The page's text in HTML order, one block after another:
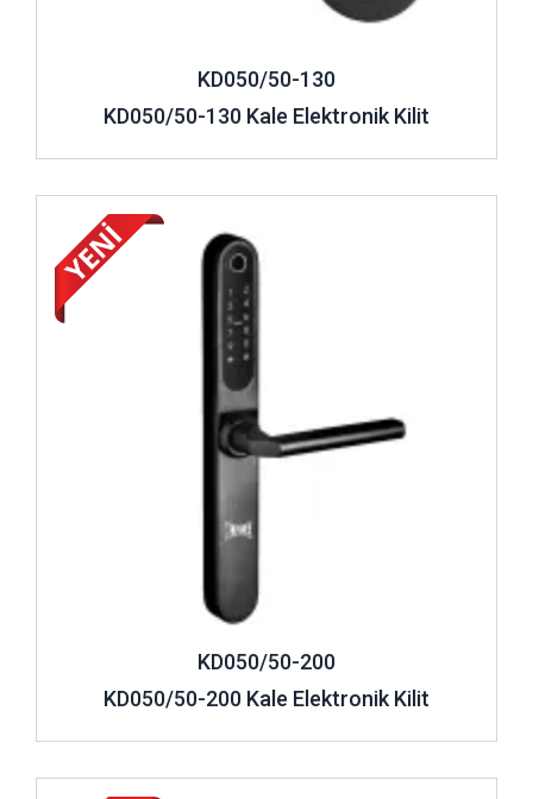
KD050/50-130
KD050/50-130 Kale Elektronik Kilit
KD050/50-200
KD050/50-200 Kale Elektronik Kilit